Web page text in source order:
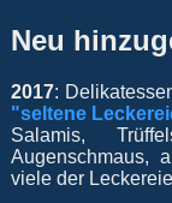
Neu
2017:
"seltene
Salamis,
Augenschmaus,
viele der